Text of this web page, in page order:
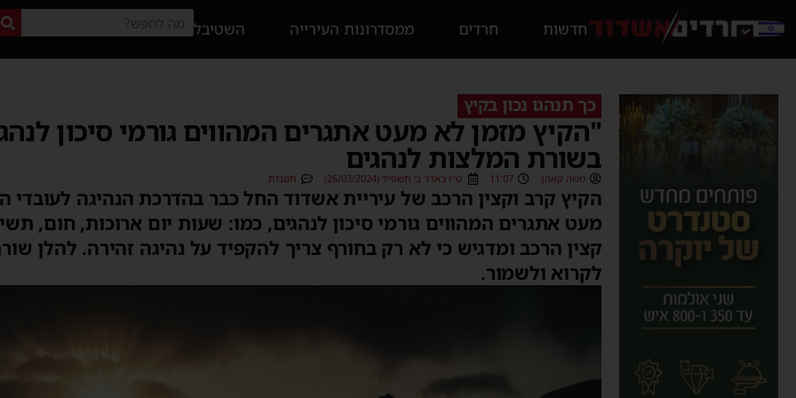
חדשות חרדים ממסדרונות העירייה השטיבל
כך תנהגו נכון בקיץ
"הקיץ מזמן לא מעט אתגרים המהווים גורמי סיכון
בשורת המלצות לנהגים
משה קאהן 11:07 ט״ז באדר ב׳ תשפ״ד (26/03/2024) תגובות
הקיץ קרב וקצין הרכב של עיריית אשדוד החל כבר בהדרכת הנהיגה לעובדי
מעט אתגרים המהווים גורמי סיכון לנהגים, כמו: שעות יום ארוכות, חום,
קצין הרכב ומדגיש כי לא רק בחורף צריך להקפיד על נהיגה זהירה. להלן
לקרוא ולשמור.